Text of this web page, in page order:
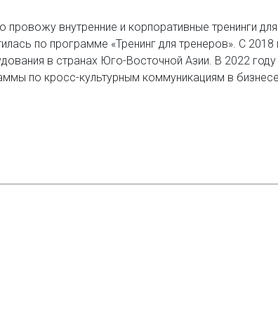
внутренние и корпоративные тренинги
по программе «Тренинг для тренеров». С 2018
в странах Юго-Восточной Азии. В 2022 году
по кросс-культурным коммуникациям в